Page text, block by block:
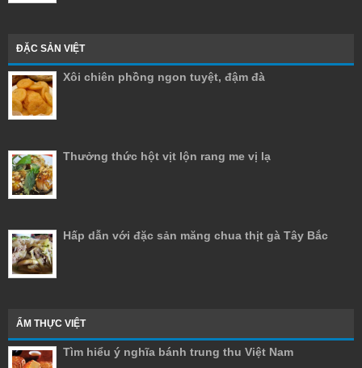
ĐẶC SẢN VIỆT
Xôi chiên phồng ngon tuyệt, đậm đà
Thưởng thức hột vịt lộn rang me vị lạ
Hấp dẫn với đặc sản măng chua thịt gà Tây Bắc
ẨM THỰC VIỆT
Tìm hiểu ý nghĩa bánh trung thu Việt Nam